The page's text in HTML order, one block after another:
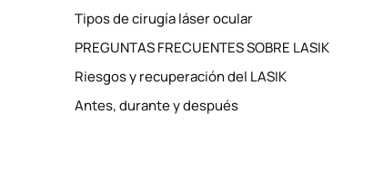
Tipos de cirugía láser ocular
PREGUNTAS FRECUENTES SOBRE LASIK
Riesgos y recuperación del LASIK
Antes, durante y después